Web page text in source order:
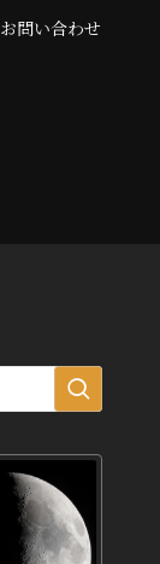
お問い合わせ